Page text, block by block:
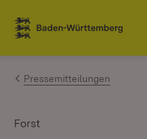
Zum Inhalt springen
Link zur Startseite
Pressemitteilungen
Forst